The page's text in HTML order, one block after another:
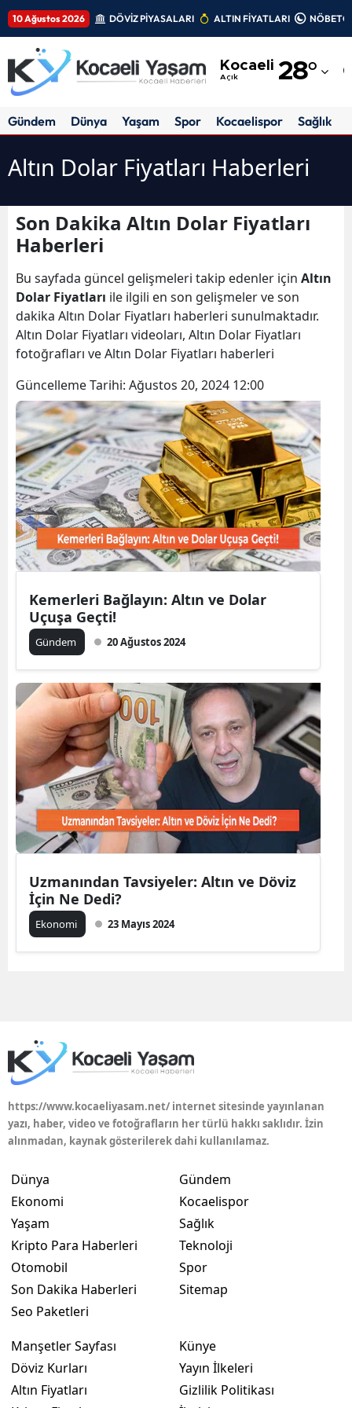
10 Ağustos 2026 DÖVİZ PİYASALARI ALTIN FİYATLARI
Kocaeli
Açık 28°
Adıyaman
Amasya
Ankara
Antalya
Artvin
Aydın
Balıkesir
Bingöl
Bitlis
Bolu
Burdur
Bursa
Çanakkale
Çankırı
Diyarbakır
Edirne
Elazığ
Erzincan
Erzurum
Eskişehir
Gaziantep
Gümüşhane
İstanbul
İzmir
Kastamonu
Konya
Kütahya
Gündem Dünya Yaşam Spor Kocaelispor Sağlık
Altın Dolar Fiyatları Haberleri
Son Dakika Altın Dolar Fiyatları
Haberleri
Bu sayfada güncel gelişmeleri takip edenler için Altın
Dolar Fiyatları ile ilgili en son gelişmeler ve son
dakika Altın Dolar Fiyatları haberleri sunulmaktadır.
Altın Dolar Fiyatları videoları, Altın Dolar Fiyatları
fotoğrafları ve Altın Dolar Fiyatları haberleri
Güncelleme Tarihi: Ağustos 20, 2024 12:00
Kemerleri Bağlayın: Altın ve Dolar
Uçuşa Geçti!
Gündem 20 Ağustos 2024
Uzmanından Tavsiyeler: Altın ve Döviz
İçin Ne Dedi?
Ekonomi 23 Mayıs 2024
https://www.kocaeliyasam.net/ internet sitesinde yayınlanan
yazı, haber, video ve fotoğrafların her türlü hakkı saklıdır. İzin
alınmadan, kaynak gösterilerek dahi kullanılamaz.
Dünya
Ekonomi
Yaşam
Kripto Para Haberleri
Otomobil
Son Dakika Haberleri
Seo Paketleri
Gündem
Kocaelispor
Sağlık
Teknoloji
Spor
Sitemap
Manşetler Sayfası
Döviz Kurları
Altın Fiyatları
Künye
Yayın İlkeleri
Gizlilik Politikası